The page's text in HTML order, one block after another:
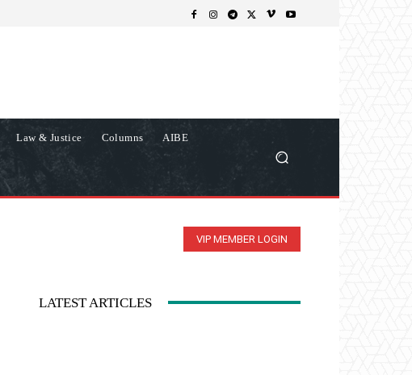
Law & Justice Columns AIBE
VIP MEMBER LOGIN
LATEST ARTICLES